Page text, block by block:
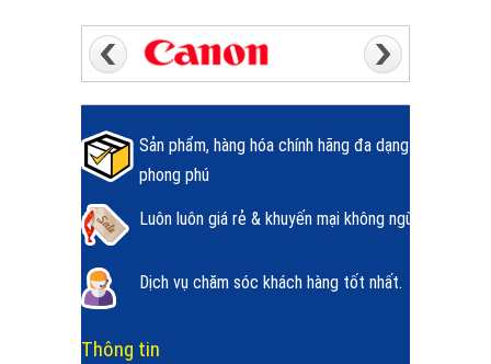
Sản phẩm, hàng hóa chính hãng đa dạng
phong phú
Luôn luôn giá rẻ & khuyến mại không ngừng.
Dịch vụ chăm sóc khách hàng tốt nhất.
Thông tin